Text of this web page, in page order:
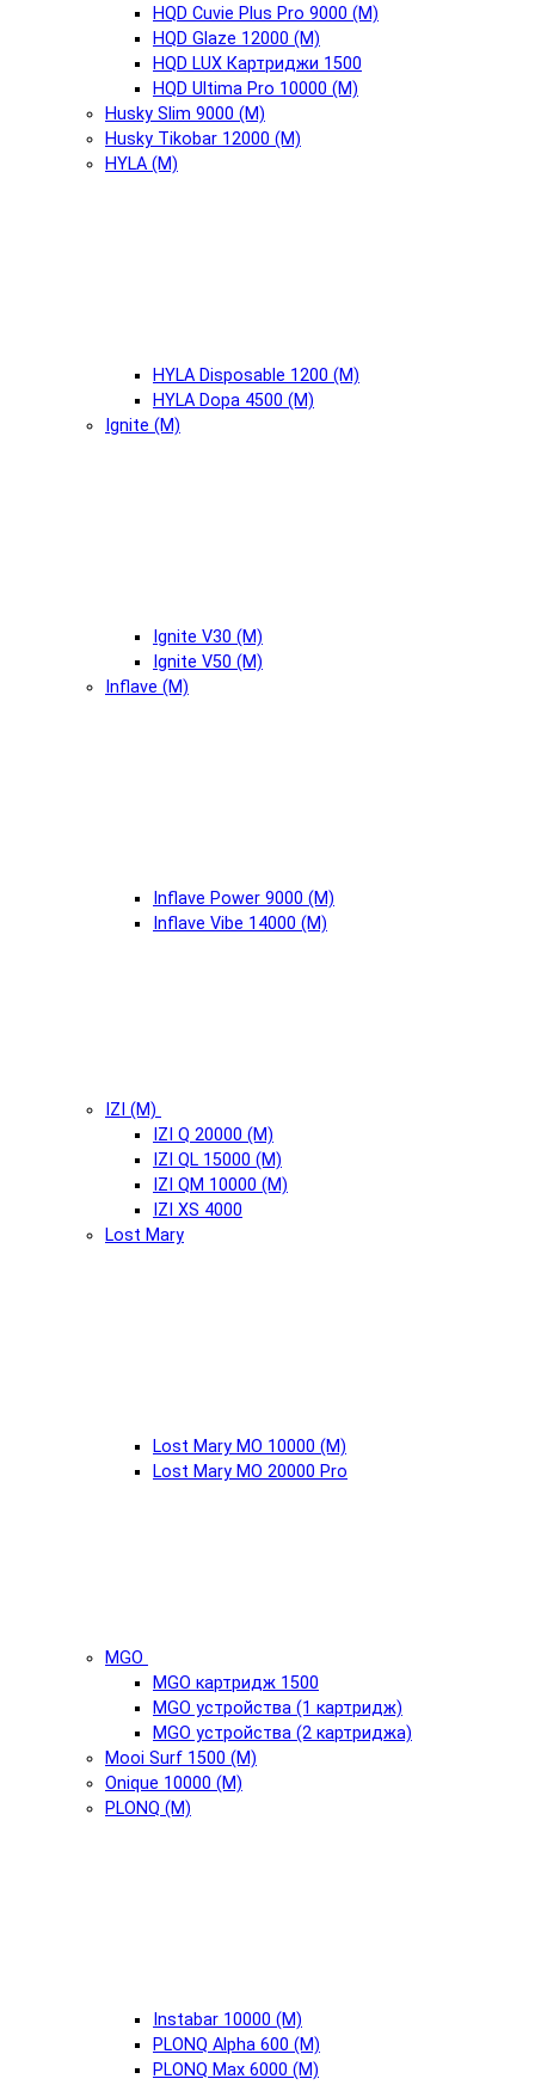
HQD Cuvie Plus Pro 9000 (М)
HQD Glaze 12000 (М)
HQD LUX Картриджи 1500
HQD Ultima Pro 10000 (М)
Husky Slim 9000 (М)
Husky Tikobar 12000 (М)
HYLA (М)
HYLA Disposable 1200 (М)
HYLA Dopa 4500 (М)
Ignite (М)
Ignite V30 (М)
Ignite V50 (М)
Inflave (М)
Inflave Power 9000 (М)
Inflave Vibe 14000 (М)
IZI (М)
IZI Q 20000 (М)
IZI QL 15000 (М)
IZI QM 10000 (М)
IZI XS 4000
Lost Mary
Lost Mary MO 10000 (М)
Lost Mary MO 20000 Pro
MGO
MGO картридж 1500
MGO устройства (1 картридж)
MGO устройства (2 картриджа)
Mooi Surf 1500 (М)
Onique 10000 (М)
PLONQ (М)
Instabar 10000 (М)
PLONQ Alpha 600 (М)
PLONQ Max 6000 (М)